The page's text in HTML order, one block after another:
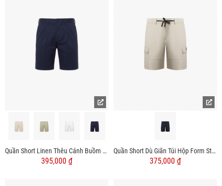
Quần Short Linen Thêu Cánh Buồm Form Straight QS087
395,000 ₫
Quần Short Dù Giãn Túi Hộp Form Straight QS055
375,000 ₫